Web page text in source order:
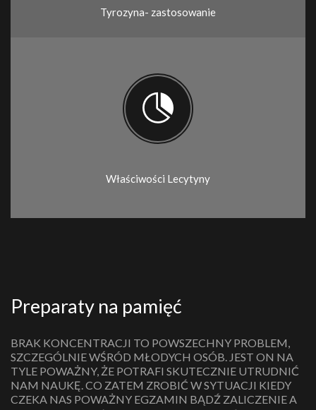
Tyrozyna- zastosowanie
Właściwości Lecytyny
Preparaty na pamięć
BRAK KONCENTRACJI TO POWSZECHNY PROBLEM,
SZCZEGÓLNIE WŚRÓD MŁODYCH OSÓB. JEST ON NA
TYLE POWAŻNY, ŻE POTRAFI SKUTECZNIE UTRUDNIĆ
NAM NAUKĘ. CO ZATEM ZROBIĆ W SYTUACJI KIEDY
CZEKA NAS POWAŻNY EGZAMIN BĄDŹ ZALICZENIE A